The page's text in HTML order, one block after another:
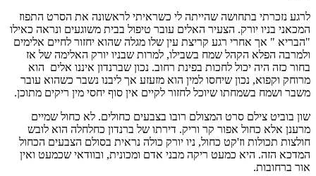
לרגע נזכרתי בתחושה שהייתה לי כשראיתי לראשונה את הסרט התפוז
המכאני בניו יורק. הצעיר האלים עובר טיפול בבית משוגעים ונראה כאילו
"הבריא " אך אחרי רגע קריצת עין שלו מגלה שהוא יחזור לחיים אלימים
ולמרבה הפלא הקהל שמח בשבילו, למרות שבניו יורק האלימה של אז
בחור כזה היה יכול לחכות בפינת רחוב. נכון שברנדון איננו אלים הוא
מרוחק וקפוא, נכון שיחסו למין הוא מזעזע אך ליבנו נשבר כשהוא עובר
משבר ושמח בשמחתו שיוכל לחזור לקיים אין סוף יחסי מין ריקים מתוכן.
שון בוביט צילם סרט המצולם רובו בצבעים כחולים. לא כחול שמיים
מרענן אלא כחול אפור קר וריק. דירתו של ברנדון כחלחלה הוא לובש
חולצות תכולות וז'קט כחול, ניו יורק כולה נראית בסולם הצבעים הכחול
המדכא הזה. היא כמעט ריקה מבני אדם ומכונית, ובוודאי שכמעט ואין
אור ברחובות.